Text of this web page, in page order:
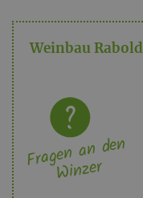
Weinbau Rabold
Fragen an den
Winzer